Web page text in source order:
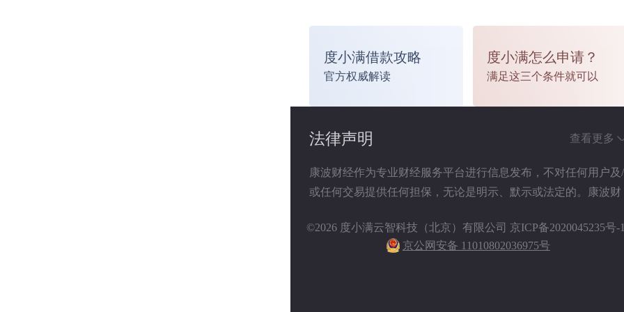
度小满借款攻略
官方权威解读
度小满怎么申请？
满足这三个条件就可以
法律声明 查看更多
康波财经作为专业财经服务平台进行信息发布，不对任何用户及/
或任何交易提供任何担保，无论是明示、默示或法定的。康波财
链接）仅供参考（如：历史或预期收益不代表实际收益），不作
为任何法律文件，亦不构成任何邀约、投资建议或承诺，用户应
©2026 度小满云智科技（北京）有限公司 京ICP备2020045235号-
京公网安备 11010802036975号